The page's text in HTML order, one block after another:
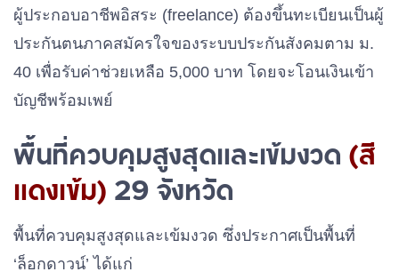
ผู้ประกอบอาชีพอิสระ (freelance) ต้องขึ้นทะเบียนเป็นผู้
ประกันตนภาคสมัครใจของระบบประกันสังคมตาม ม.
40 เพื่อรับค่าช่วยเหลือ 5,000 บาท โดยจะโอนเงินเข้า
บัญชีพร้อมเพย์
พื้นที่ควบคุมสูงสุดและเข้มงวด (สี
แดงเข้ม) 29 จังหวัด
พื้นที่ควบคุมสูงสุดและเข้มงวด ซึ่งประกาศเป็นพื้นที่
‘ล็อกดาวน์’ ได้แก่